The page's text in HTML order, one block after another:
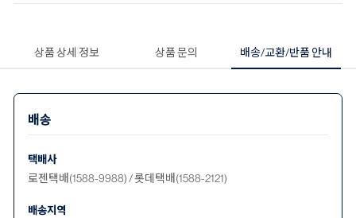
상품 상세 정보 상품 문의 배송/교환/반품 안내
배송
택배사
로젠택배(1588-9988) / 롯데택배(1588-2121)
배송지역